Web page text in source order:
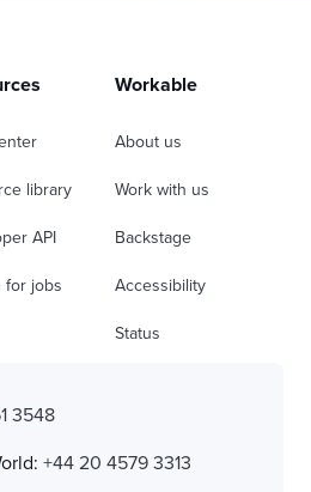
library
API
for jobs
Workable
About us
Work with us
Backstage
Accessibility
Status
3548
+44 20 4579 3313